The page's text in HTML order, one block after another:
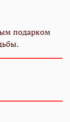
подарком